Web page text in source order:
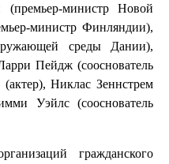
министр Новой
министр Финляндии),
среды Дании),
Пейдж (сооснователь
Никлас Зеннстрем
Уэйлс (сооснователь
гражданского